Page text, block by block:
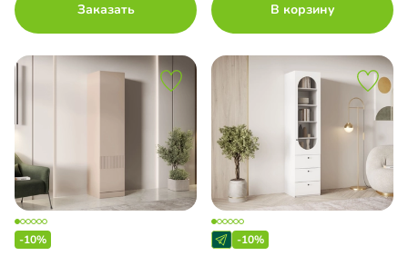
Заказать В корзину
-10% -10%